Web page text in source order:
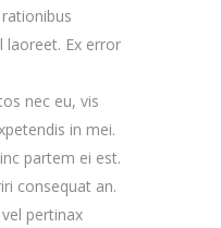
laoreet. Ex error
nec eu, vis
in mei.
partem ei est.
consequat an.
pertinax